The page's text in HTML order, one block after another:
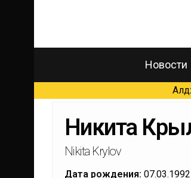
Новости
Никита
Nikita Krylov
Дата рождения: 07.03.1992